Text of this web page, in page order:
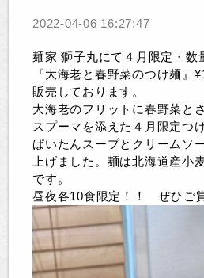
2022-04-06 16:27:47
麺家 獅子丸にて４月限定・数
『大海老と春野菜のつけ麺』
販売しております。
大海老のフリットに春野菜と
スプーマを添えた４月限定つ
ぱいたんスープとクリームソ
上げました。麺は北海道産小
です。
昼夜各10食限定！！ぜひご